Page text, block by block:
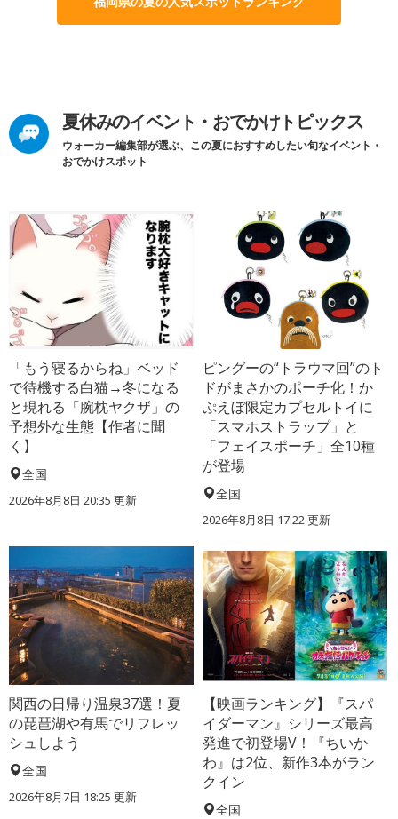
夏休みのイベント・おでかけトピックス
ウォーカー編集部が選ぶ、この夏におすすめしたい旬なイベント・
おでかけスポット
「もう寝るからね」ベッド
で待機する白猫→冬になる
と現れる「腕枕ヤクザ」の
予想外な生態【作者に聞
く】
全国
2026年8月8日 20:35 更新
ピングーの“トラウマ回”のト
ドがまさかのポーチ化！か
ぷえぼ限定カプセルトイに
「スマホストラップ」と
「フェイスポーチ」全10種
が登場
全国
2026年8月8日 17:22更新
関西の日帰り温泉37選！夏
の琵琶湖や有馬でリフレッ
シュしよう
全国
2026年8月7日 18:25 更新
【映画ランキング】『スパ
イダーマン』シリーズ最高
発進で初登場V！『ちいか
わ』は2位、新作3本がラン
クイン
全国